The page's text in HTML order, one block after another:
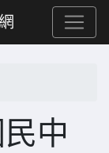
中